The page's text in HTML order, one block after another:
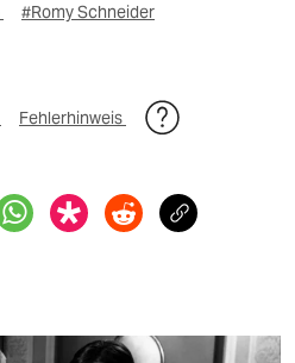
#Romy Schneider
Fehlerhinweis